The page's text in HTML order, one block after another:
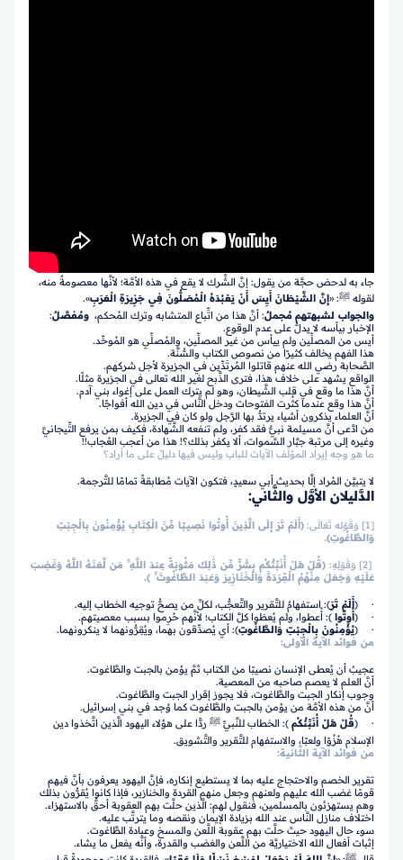
جاء به لدحض حجَّة من يقول: إنَّ الشِّرك لا يقع في هذه الأمَّة؛ لأنَّها معصومةٌ منه،
لقوله ﷺ: «إِنَّ الشَّيْطَانَ أَيِسَ أَنْ يَعْبُدَهُ الْمُصَلُّونَ فِي جَزِيرَةِ الْعَرَبِ».
والجواب لشبهتهم مُجملٌ: أنَّ هذا من اتِّباع المتشابه وترك المُحكم، ومُفصَّلٌ:
الإخبار بيأسه لا يدلُّ على عدم الوقوع.
أيس من المصلِّين ولم ييأس من غير المصلِّين، والمُصلِّي هو المُوحِّد.
هذا الفهم يخالف كثيرًا من نصوص الكتاب والسُّنَّة.
الصَّحابة رضي الله عنهم قاتلوا المُرتَدِّين في الجزيرة لأجل شركهم.
الواقع يشهد على خلاف هذا، فترى الذَّبح لغير الله تعالى في الجزيرة مثلًا.
أنَّ هذا ما وقع في قلب الشَّيطان، وهو لم يترك العمل على إغواء بني آدم.
أنَّ هذا وقع عندما كثُرت الفتوحات ودخل النَّاس في دين الله أفواجًا.
أنَّ العلماء يذكرون أشياء يرتدُّ بها الرَّجل ولو كان في الجزيرة.
من ادَّعى أنَّ مسيلمة نبيٌّ فقد كفر، ولم تنفعه الشَّهادة، فكيف بمن يرفع التِّيجانيَّ
وغيره إلى مرتبة جبَّار السَّموات، ألا يكفر بذلك؟! هذا من أعجب العُجاب!!
ما هو وجه إيراد المؤلِّف الآيات للباب وليس فيها دليلٌ على ما أراد؟
لا يتبيَّن المُراد إلَّا بحديث أبي سعيدٍ، فتكون الآيات مُطابقةً تمامًا للتَّرجمة.
الدَّليلان الأوَّل والثَّاني:
[1] وَقَوْله تَعَالَى:
﴿أَلَمْ تَرَ إِلَى الَّذِينَ أُوتُوا نَصِيبًا مِّنَ الْكِتَابِ يُؤْمِنُونَ بِالْجِبْتِ
وَالطَّاغُوتِ﴾.
[2] وَقَوْلِهِ:
﴿قُلْ هَلْ أُنَبِّئُكُم بِشَرٍّ مِّن ذَٰلِكَ مَثُوبَةً عِندَ اللَّهِ ۚ مَن لَّعَنَهُ اللَّهُ وَغَضِبَ
عَلَيْهِ وَجَعَلَ مِنْهُمُ الْقِرَدَةَ وَالْخَنَازِيرَ وَعَبَدَ الطَّاغُوتَ ۚ ﴾.
· ﴿أَلَمْ تَرَ﴾: استفهامٌ للتَّقرير والتَّعجُّب، لكلِّ من يصحُّ توجيه الخطاب إليه.
· ﴿أُوتُوا ﴾: أُعطوا، ولم يُعطَوا كلَّ الكتاب؛ لأنَّهم حُرِموا بسبب معصيتهم.
· ﴿يُؤْمِنُونَ بِالْجِبْتِ وَالطَّاغُوتِ﴾: أي يُصدِّقون بهما، ويُقِرُّونهما لا ينكرونهما.
من فوائد الآية الأولى:
عجيبٌ أن يُعطى الإنسان نصيبًا من الكتاب ثمَّ يؤمن بالجبت والطَّاغوت.
أنَّ العلم لا يعصم صاحبه من المعصية.
وجوب إنكار الجبت والطَّاغوت، فلا يجوز إقرار الجبت والطَّاغوت.
أنَّ من هذه الأمَّة من يؤمن بالجبت والطَّاغوت كما وُجد في بني إسرائيل.
· ﴿قُلْ هَلْ أُنَبِّئُكُم ﴾: الخطاب للنَّبيِّ ﷺ ردًّا على هؤلاء اليهود الَّذين اتَّخذوا دين
الإسلام هُزُوًا ولعبًا، والاستفهام للتَّقرير والتَّشويق.
من فوائد الآية الثَّانية:
تقرير الخصم والاحتجاج عليه بما لا يستطيع إنكاره، فإنَّ اليهود يعرفون بأنَّ فيهم
قومًا غضب الله عليهم ولعنهم وجعل منهم القردة والخنازير، فإذا كانوا يُقرُّون بذلك
وهم يستهزئون بالمسلمين، فنقول لهم: الَّذين حلَّت بهم العقوبة أحقُّ بالاستهزاء.
اختلاف منازل النَّاس عند الله بزيادة الإيمان ونقصه وما يترتَّب عليه.
سوء حال اليهود حيث حلَّت بهم عقوبة اللَّعن والمسخ وعبادة الطَّاغوت.
إثبات أفعال الله الاختياريَّة من اللَّعن والغضب والقدرة، وأنَّه يفعل ما يشاء.